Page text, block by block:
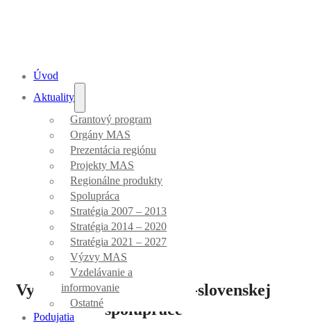
Úvod
Aktuality
Grantový program
Orgány MAS
Prezentácia regiónu
Projekty MAS
Regionálne produkty
Spolupráca
Stratégia 2007 – 2013
Stratégia 2014 – 2020
Stratégia 2021 – 2027
Výzvy MAS
Vzdelávanie a
informovanie
Ostatné
Podujatia
Aktuality
Úvod/Projekty MAS
Vyvrcholenie francúzsko-slovenskej
spolupráce